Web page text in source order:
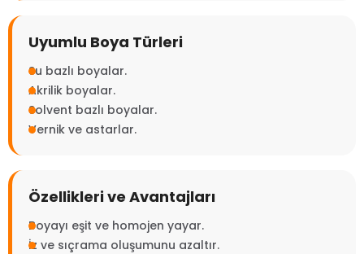
Uyumlu Boya Türleri
Su bazlı boyalar.
Akrilik boyalar.
Solvent bazlı boyalar.
Vernik ve astarlar.
Özellikleri ve Avantajları
Boyayı eşit ve homojen yayar.
İz ve sıçrama oluşumunu azaltır.